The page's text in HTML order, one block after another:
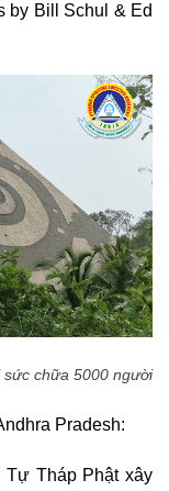
by Bill Schul & Ed
chữa 5000 người
Pradesh:
Tháp Phật xây